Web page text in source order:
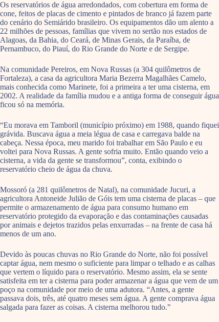
Os reservatórios de água arredondados, com cobertura em forma de
cone, feitos de placas de cimento e pintados de branco já fazem parte
do cenário do Semiárido brasileiro. Os equipamentos dão um alento a
22 milhões de pessoas, famílias que vivem no sertão nos estados de
Alagoas, da Bahia, do Ceará, de Minas Gerais, da Paraíba, de
Pernambuco, do Piauí, do Rio Grande do Norte e de Sergipe.
Na comunidade Pereiros, em Nova Russas (a 304 quilômetros de
Fortaleza), a casa da agricultora Maria Bezerra Magalhães Camelo,
mais conhecida como Marinete, foi a primeira a ter uma cisterna, em
2002. A realidade da família mudou e a antiga forma de conseguir água
ficou só na memória.
“Eu morava em Tamboril (município próximo) em 1988, quando fiquei
grávida. Buscava água a meia légua de casa e carregava balde na
cabeça. Nessa época, meu marido foi trabalhar em São Paulo e eu
voltei para Nova Russas. A gente sofria muito. Então quando veio a
cisterna, a vida da gente se transformou”, conta, exibindo o
reservatório cheio de água da chuva.
Mossoró (a 281 quilômetros de Natal), na comunidade Jucuri, a
agricultora Antoneide Julião de Góis tem uma cisterna de placas – que
permite o armazenamento de água para consumo humano em
reservatório protegido da evaporação e das contaminações causadas
por animais e dejetos trazidos pelas enxurradas – na frente de casa há
menos de um ano.
Devido às poucas chuvas no Rio Grande do Norte, não foi possível
captar água, nem mesmo o suficiente para limpar o telhado e as calhas
que vertem o líquido para o reservatório. Mesmo assim, ela se sente
satisfeita em ter a cisterna para poder armazenar a água que vem de um
poço na comunidade por meio de uma adutora. “Antes, a gente
passava dois, três, até quatro meses sem água. A gente comprava água
salgada para fazer as coisas. A cisterna melhorou tudo.”